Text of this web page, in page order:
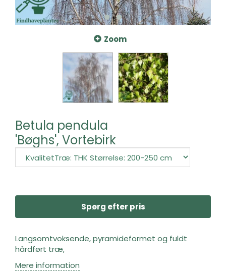
Zoom
Betula pendula
'Bøghs', Vortebirk
Spørg efter pris
Langsomtvoksende, pyramideformet og fuldt
hårdført træ,
Mere information